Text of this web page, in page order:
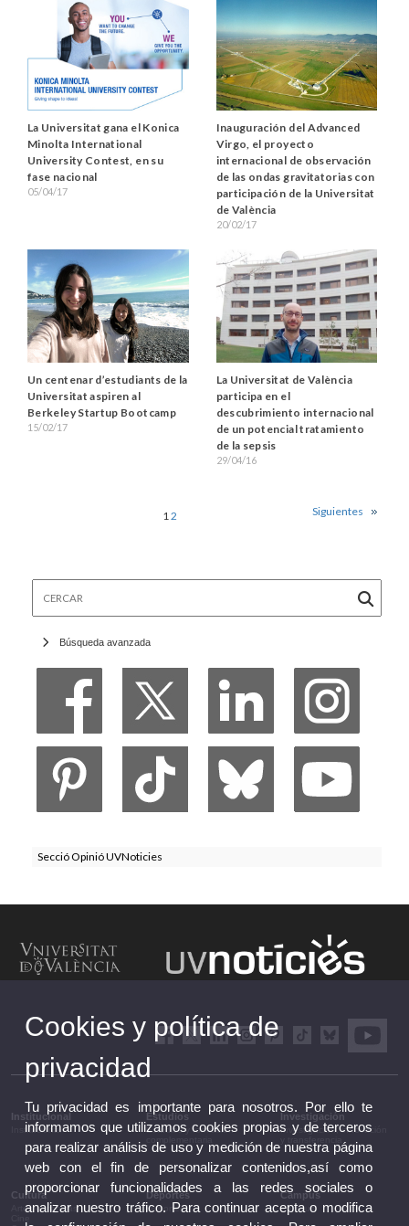
La Universitat gana el Konica
Minolta International
University Contest, en su
fase nacional
05/04/17
Inauguración del Advanced
Virgo, el proyecto
internacional de observación
de las ondas gravitatorias con
participación de la Universitat
de València
20/02/17
Un centenar d’estudiants de la
Universitat aspiren al
Berkeley Startup Bootcamp
15/02/17
La Universitat de València
participa en el
descubrimiento internacional
de un potencial tratamiento
de la sepsis
29/04/16
1 2 Siguientes
Búsqueda avanzada
Secció Opinió UVNoticies
Institucional
Institucional
Estudios
Estudios y formación
Investigación
Investigación, innovación
Cultura
Artes escénicas
Deportes
Deportes
Campus
Campus
Cookies y política de
privacidad
Tu privacidad es importante para nosotros. Por ello te
informamos que utilizamos cookies propias y de terceros
para realizar análisis de uso y medición de nuestra página
web con el fin de personalizar contenidos,así como
proporcionar funcionalidades a las redes sociales o
analizar nuestro tráfico. Para continuar acepta o modifica